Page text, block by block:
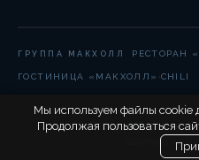
Мы используем файлы cookie
Продолжая пользоваться
ГРУППА МАКХОЛЛ РЕСТОРАН
ГОСТИНИЦА «МАКХОЛЛ» ·CHILI
© 2004–2026
Политика